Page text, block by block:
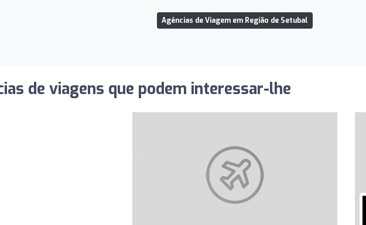
Agências de Viagem em Região de Setubal
de viagens que podem interessar-lhe